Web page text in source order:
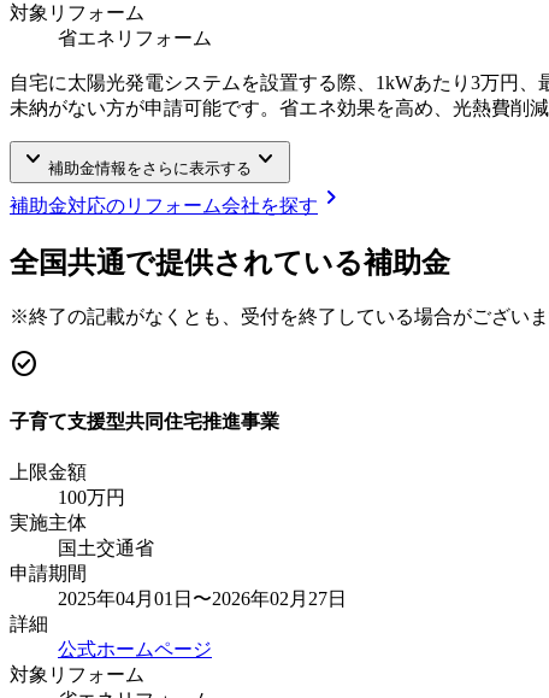
対象リフォーム
省エネリフォーム
自宅に太陽光発電システムを設置する際、1kWあたり3万円
未納がない方が申請可能です。省エネ効果を高め、光熱費削
keyboard_arrow_down 補助金情報をさらに表示する keyboard_arrow_down
補助金対応のリフォーム会社を探す chevron_right
全国共通で提供されている補助金
※終了の記載がなくとも、受付を終了している場合がござい
check_circle
子育て支援型共同住宅推進事業
上限金額
100万円
実施主体
国土交通省
申請期間
2025年04月01日〜2026年02月27日
詳細
公式ホームページ
対象リフォーム